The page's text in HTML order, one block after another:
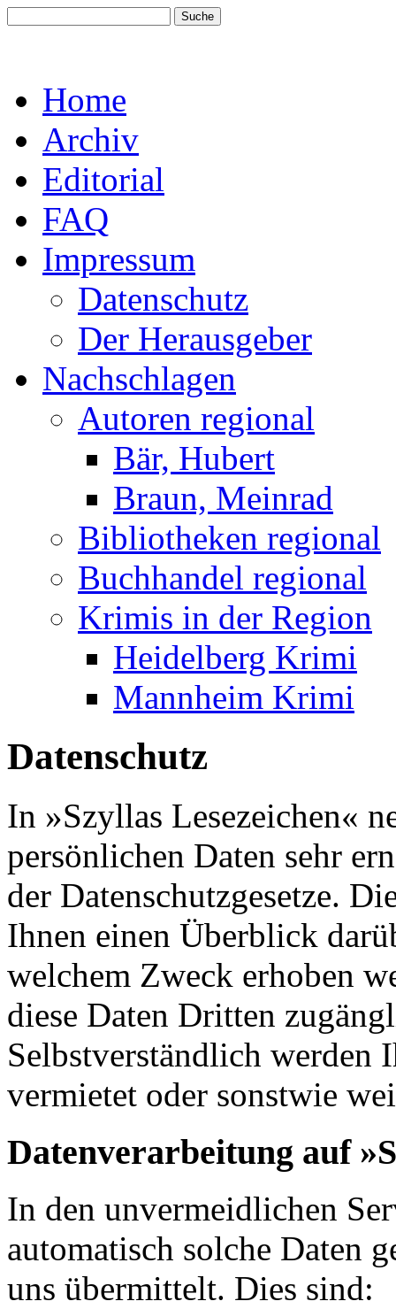
Home
Archiv
Editorial
FAQ
Impressum
Datenschutz
Der Herausgeber
Nachschlagen
Autoren regional
Bär, Hubert
Braun, Meinrad
Bibliotheken regional
Buchhandel regional
Krimis in der Region
Heidelberg Krimi
Mannheim Krimi
Datenschutz
In »Szyllas Lesezeichen«
persönlichen Daten sehr
der Datenschutzgesetze.
Ihnen einen Überblick
welchem Zweck erhoben
diese Daten Dritten
Selbstverständlich werden
vermietet oder sonstwie
Datenverarbeitung auf
In den unvermeidlichen
automatisch solche Daten
uns übermittelt. Dies sind: